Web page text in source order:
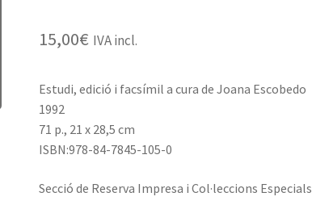
15,00€ IVA incl.
Estudi, edició i facsímil a cura de Joana Escobedo
1992
71 p., 21 x 28,5 cm
ISBN:978-84-7845-105-0
Secció de Reserva Impresa i Col·leccions Especials